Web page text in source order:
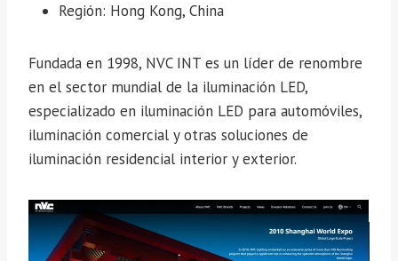
Región: Hong Kong, China
Fundada en 1998, NVC INT es un líder de renombre
en el sector mundial de la iluminación LED,
especializado en iluminación LED para automóviles,
iluminación comercial y otras soluciones de
iluminación residencial interior y exterior.